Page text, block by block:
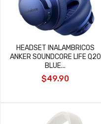
HEADSET INALAMBRICOS
ANKER SOUNDCORE LIFE Q20
BLUE...
$49.90